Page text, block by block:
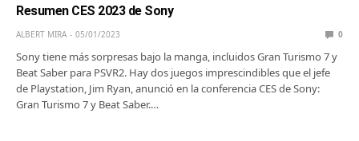
Resumen CES 2023 de Sony
ALBERT MIRA 05/01/2023 0
Sony tiene más sorpresas bajo la manga, incluidos Gran Turismo 7 y
Beat Saber para PSVR2. Hay dos juegos imprescindibles que el jefe
de Playstation, Jim Ryan, anunció en la conferencia CES de Sony:
Gran Turismo 7 y Beat Saber.…